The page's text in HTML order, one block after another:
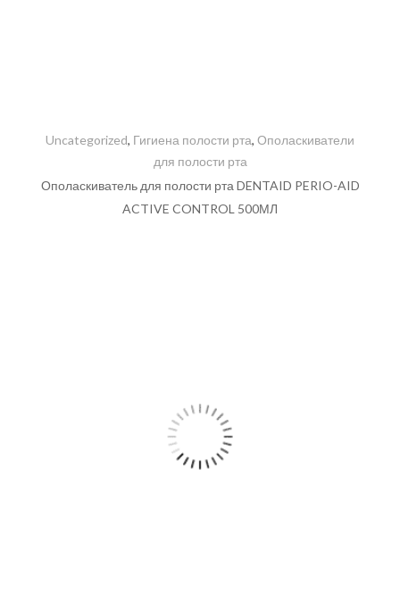
Uncategorized, Гигиена полости рта, Ополаскиватели
для полости рта
Ополаскиватель для полости рта DENTAID PERIO-AID
ACTIVE CONTROL 500МЛ